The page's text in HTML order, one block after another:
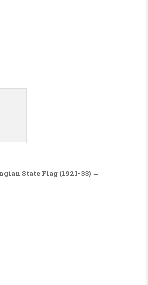
State Flag (1921-33) →